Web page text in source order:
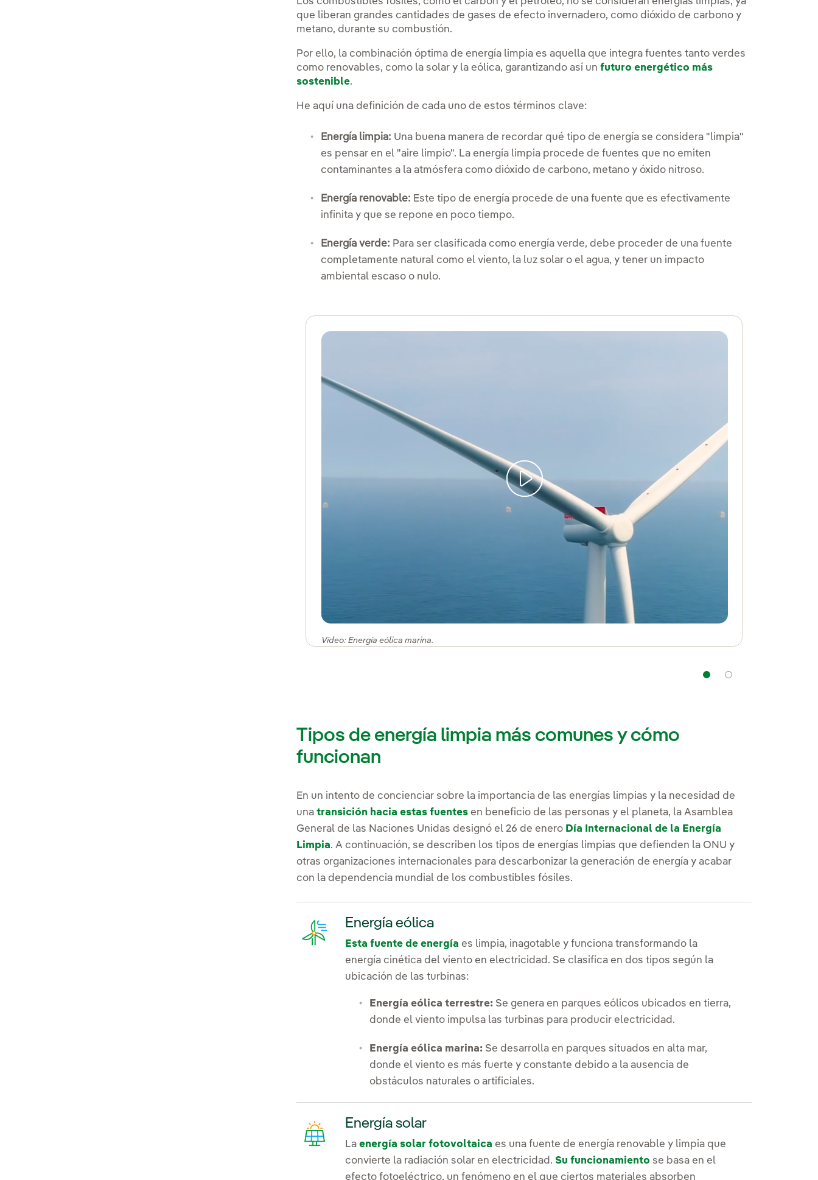
que liberan grandes cantidades de gases de efecto invernadero, como dióxido de carbono y
metano, durante su combustión.
Por ello, la combinación óptima de energía limpia es aquella que integra fuentes tanto verdes
como renovables, como la solar y la eólica, garantizando así unfuturo energético más
sostenible.
He aquí una definición de cada uno de estos términos clave:
Energía limpia: Una buena manera de recordar qué tipo de energía se considera "limpia"
es pensar en el "aire limpio". La energía limpia procede de fuentes que no emiten
contaminantes a la atmósfera como dióxido de carbono, metano y óxido nitroso.
Energía renovable: Este tipo de energía procede de una fuente que es efectivamente
infinita y que se repone en poco tiempo.
Energía verde: Para ser clasificada como energía verde, debe proceder de una fuente
completamente natural como el viento, la luz solar o el agua, y tener un impacto
ambiental escaso o nulo.
Vídeo: Energía eólica marina.
Tipos de energía limpia más comunes y cómo
funcionan
En un intento de concienciar sobre la importancia de las energías limpias y la necesidad de
unatransición hacia estas fuentes en beneficio de las personas y el planeta, la Asamblea
General de las Naciones Unidas designó el 26 de enero Día Internacional de la Energía
Limpia. A continuación, se describen los tipos de energías limpias que defienden la ONU y
otras organizaciones internacionales para descarbonizar la generación de energía y acabar
con la dependencia mundial de los combustibles fósiles.
Energía eólica
Esta fuente de energía es limpia, inagotable y funciona transformando la
energía cinética del viento en electricidad. Se clasifica en dos tipos según la
ubicación de las turbinas:
Energía eólica terrestre: Se genera en parques eólicos ubicados en tierra,
donde el viento impulsa las turbinas para producir electricidad.
Energía eólica marina: Se desarrolla en parques situados en alta mar,
donde el viento es más fuerte y constante debido a la ausencia de
obstáculos naturales o artificiales.
Energía solar
Laenergía solar fotovoltaica es una fuente de energía renovable y limpia que
convierte la radiación solar en electricidad.Su funcionamiento se basa en el
efecto fotoeléctrico, un fenómeno en el que ciertos materiales absorben